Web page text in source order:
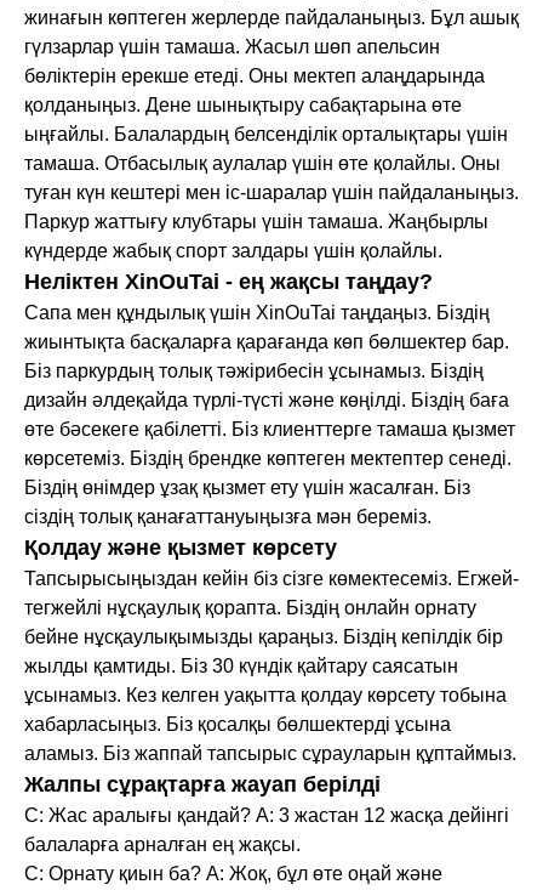
жинағын көптеген жерлерде пайдаланыңыз. Бұл ашық
гүлзарлар үшін тамаша. Жасыл шөп апельсин
бөліктерін ерекше етеді. Оны мектеп алаңдарында
қолданыңыз. Дене шынықтыру сабақтарына өте
ыңғайлы. Балалардың белсенділік орталықтары үшін
тамаша. Отбасылық аулалар үшін өте қолайлы. Оны
туған күн кештері мен іс-шаралар үшін пайдаланыңыз.
Паркур жаттығу клубтары үшін тамаша. Жаңбырлы
күндерде жабық спорт залдары үшін қолайлы.
Неліктен XinOuTai - ең жақсы таңдау?
Сапа мен құндылық үшін XinOuTai таңдаңыз. Біздің
жиынтықта басқаларға қарағанда көп бөлшектер бар.
Біз паркурдың толық тәжірибесін ұсынамыз. Біздің
дизайн әлдеқайда түрлі-түсті және көңілді. Біздің баға
өте бәсекеге қабілетті. Біз клиенттерге тамаша қызмет
көрсетеміз. Біздің брендке көптеген мектептер сенеді.
Біздің өнімдер ұзақ қызмет ету үшін жасалған. Біз
сіздің толық қанағаттануыңызға мән береміз.
Қолдау және қызмет көрсету
Тапсырысыңыздан кейін біз сізге көмектесеміз. Егжей-
тегжейлі нұсқаулық қорапта. Біздің онлайн орнату
бейне нұсқаулықымызды қараңыз. Біздің кепілдік бір
жылды қамтиды. Біз 30 күндік қайтару саясатын
ұсынамыз. Кез келген уақытта қолдау көрсету тобына
хабарласыңыз. Біз қосалқы бөлшектерді ұсына
аламыз. Біз жаппай тапсырыс сұрауларын құптаймыз.
Жалпы сұрақтарға жауап берілді
С: Жас аралығы қандай? A: 3 жастан 12 жасқа дейінгі
балаларға арналған ең жақсы.
С: Орнату қиын ба? A: Жоқ, бұл өте оңай және